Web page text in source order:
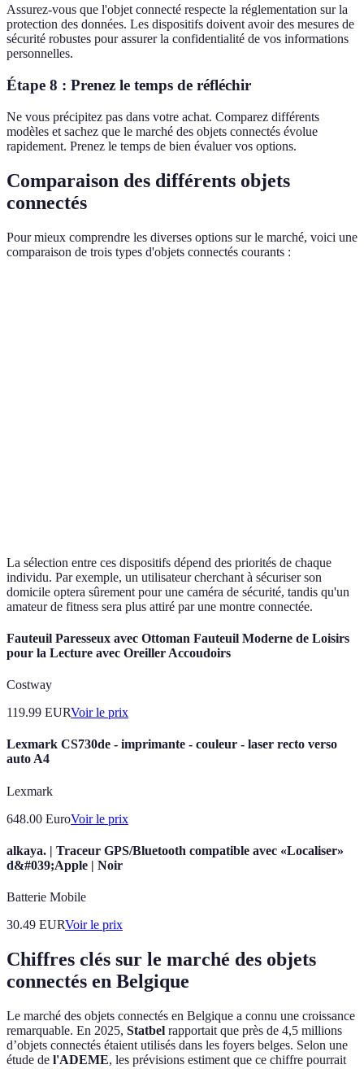
Assurez-vous que l'objet connecté respecte la réglementation sur la
protection des données. Les dispositifs doivent avoir des mesures de
sécurité robustes pour assurer la confidentialité de vos informations
personnelles.
Étape 8 : Prenez le temps de réfléchir
Ne vous précipitez pas dans votre achat. Comparez différents
modèles et sachez que le marché des objets connectés évolue
rapidement. Prenez le temps de bien évaluer vos options.
Comparaison des différents objets
connectés
Pour mieux comprendre les diverses options sur le marché, voici une
comparaison de trois types d'objets connectés courants :
La sélection entre ces dispositifs dépend des priorités de chaque
individu. Par exemple, un utilisateur cherchant à sécuriser son
domicile optera sûrement pour une caméra de sécurité, tandis qu'un
amateur de fitness sera plus attiré par une montre connectée.
Fauteuil Paresseux avec Ottoman Fauteuil Moderne de Loisirs
pour la Lecture avec Oreiller Accoudoirs
Costway
119.99 EURVoir le prix
Lexmark CS730de - imprimante - couleur - laser recto verso
auto A4
Lexmark
648.00 EuroVoir le prix
alkaya. | Traceur GPS/Bluetooth compatible avec «Localiser»
d&#039;Apple | Noir
Batterie Mobile
30.49 EURVoir le prix
Chiffres clés sur le marché des objets
connectés en Belgique
Le marché des objets connectés en Belgique a connu une croissance
remarquable. En 2025, Statbel rapportait que près de 4,5 millions
d’objets connectés étaient utilisés dans les foyers belges. Selon une
étude de l'ADEME, les prévisions estiment que ce chiffre pourrait